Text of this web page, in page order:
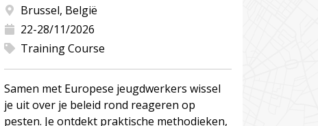
Brussel, België
22-28/11/2026
Training Course
Samen met Europese jeugdwerkers wissel
je uit over je beleid rond reageren op
pesten. Je ontdekt praktische methodieken,